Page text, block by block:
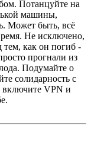
Потанцуйте на
машины,
Может быть, всё
Не исключено,
тем, как он погиб -
прогнали из
Подумайте о
солидарность с
включите VPN и